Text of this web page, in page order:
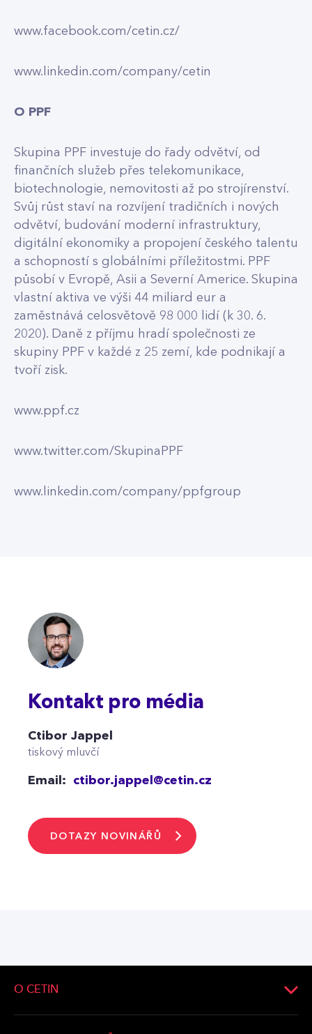
www.facebook.com/cetin.cz/
www.linkedin.com/company/cetin
O PPF
Skupina PPF investuje do řady odvětví, od
finančních služeb přes telekomunikace,
biotechnologie, nemovitosti až po strojírenství.
Svůj růst staví na rozvíjení tradičních i nových
odvětví, budování moderní infrastruktury,
digitální ekonomiky a propojení českého talentu
a schopností s globálními příležitostmi. PPF
působí v Evropě, Asii a Severní Americe. Skupina
vlastní aktiva ve výši 44 miliard eur a
zaměstnává celosvětově 98 000 lidí (k 30. 6.
2020). Daně z příjmu hradí společnosti ze
skupiny PPF v každé z 25 zemí, kde podnikají a
tvoří zisk.
www.ppf.cz
www.twitter.com/SkupinaPPF
www.linkedin.com/company/ppfgroup
Kontakt pro média
Ctibor Jappel
tiskový mluvčí
Email: ctibor.jappel@cetin.cz
DOTAZY NOVINÁŘŮ
O CETIN
Vedení společnosti